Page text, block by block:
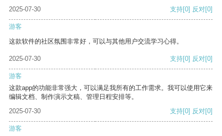
2025-07-30 支持[0] 反对[0]
游客
这款软件的社区氛围非常好，可以与其他用户交流学习心得。
2025-07-30 支持[0] 反对[0]
游客
这款app的功能非常强大，可以满足我所有的工作需求。我可以使用它来
编辑文档、制作演示文稿、管理日程安排等。
2025-07-30
支持[0] 反对[0]
游客